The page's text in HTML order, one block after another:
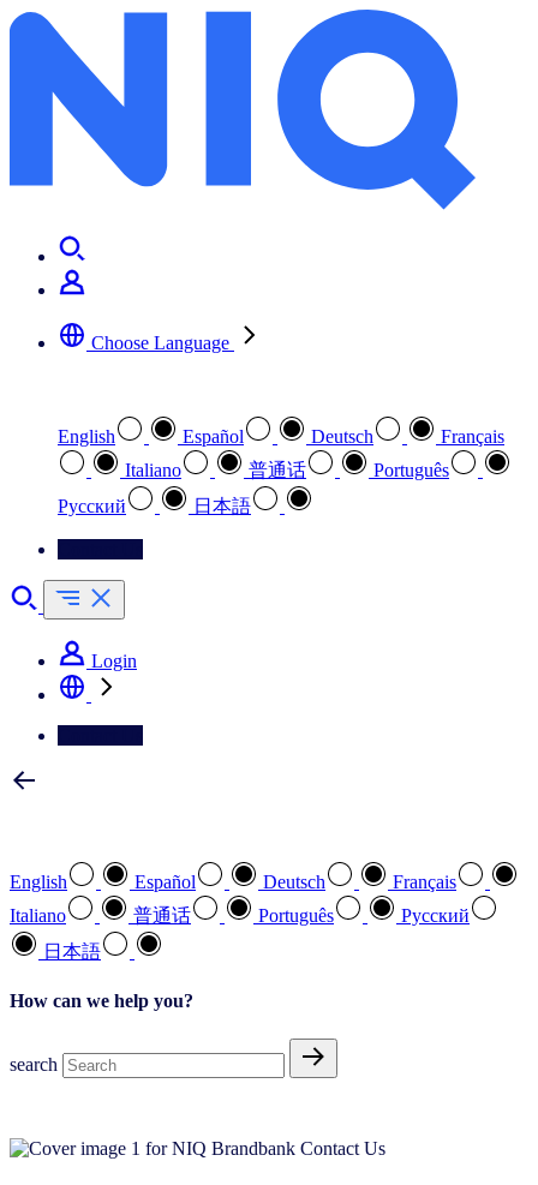
Choose Language
English Español Deutsch
Français
Italiano
普通话
Português
Pусский
日本語
Login
English Español Deutsch
Français
Italiano
普通话 Português
Pусский
日本語
How can we help you?
search